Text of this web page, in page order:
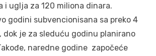
i uglja za 120 miliona dinara.
godini subvencionisana sa preko 4
dok je za sleduću godinu planirano
naredne godine započeće